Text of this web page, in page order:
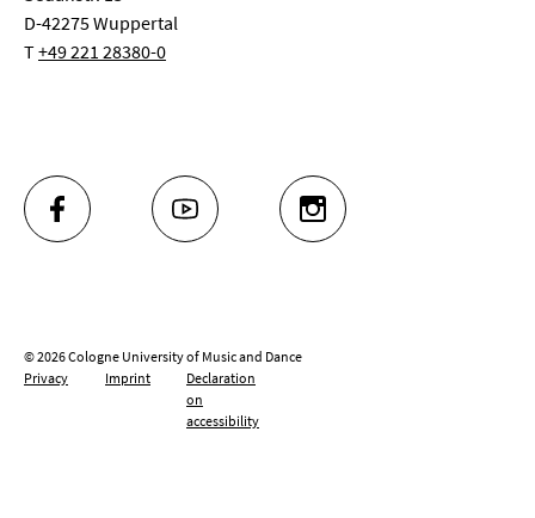
D-42275 Wuppertal
T+49 221 28380-0
FACEBOOK YOUTUBE INSTAGRAM
© 2026 Cologne University of Music and Dance
Privacy
Imprint
Declaration
on
accessibility